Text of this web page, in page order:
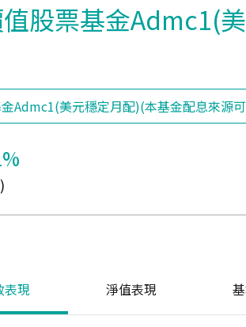
股票基金Admc1(
表現 淨值表現